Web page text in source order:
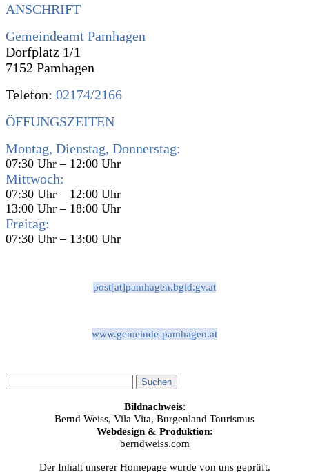
ANSCHRIFT
Gemeindeamt Pamhagen
Dorfplatz 1/1
7152 Pamhagen
Telefon: 02174/2166
ÖFFUNGSZEITEN
Montag, Dienstag, Donnerstag:
07:30 Uhr – 12:00 Uhr
Mittwoch:
07:30 Uhr – 12:00 Uhr
13:00 Uhr – 18:00 Uhr
Freitag:
07:30 Uhr – 13:00 Uhr
post[at]pamhagen.bgld.gv.at
www.gemeinde-pamhagen.at
Bildnachweis:
Bernd Weiss, Vila Vita, Burgenland Tourismus
Webdesign & Produktion:
berndweiss.com
Der Inhalt unserer Homepage wurde von uns geprüft.